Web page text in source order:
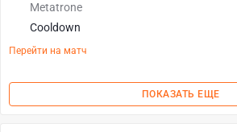
Metatrone
Cooldown
Перейти на матч
ПОКАЗАТЬ ЕЩЕ